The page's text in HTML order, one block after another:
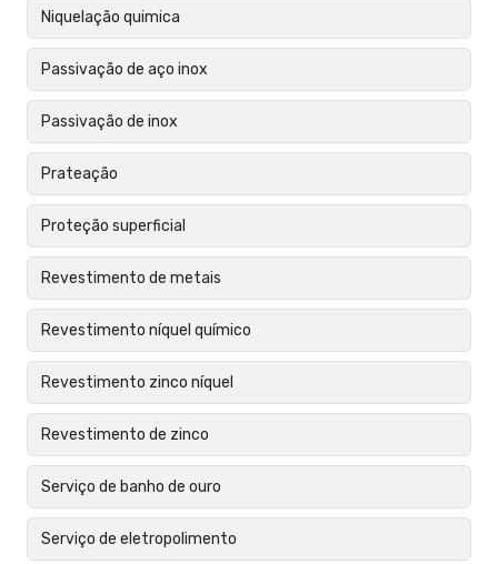
Niquelação quimica
Passivação de aço inox
Passivação de inox
Prateação
Proteção superficial
Revestimento de metais
Revestimento níquel químico
Revestimento zinco níquel
Revestimento de zinco
Serviço de banho de ouro
Serviço de eletropolimento